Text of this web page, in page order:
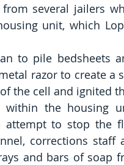
several jailers
unit, which
to pile bedsheets
razor to create a
the cell and ignited
within the housing
to stop the
corrections
and bars of soap